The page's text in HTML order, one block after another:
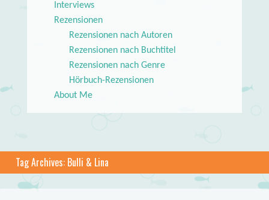
Interviews
Rezensionen
Rezensionen nach Autoren
Rezensionen nach Buchtitel
Rezensionen nach Genre
Hörbuch-Rezensionen
About Me
Tag Archives: Bulli & Lina